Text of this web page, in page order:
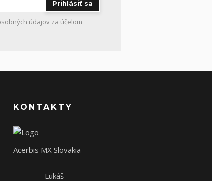
Prihlásiť sa
údajov za účelom
KONTAKTY
Acerbis MX Slovakia
Lukáš